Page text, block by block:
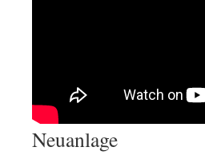
Neuanlage